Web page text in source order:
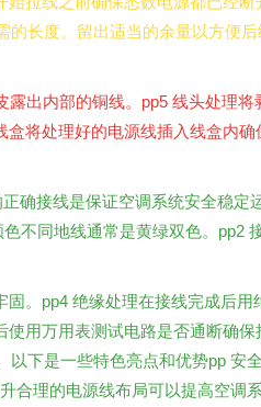
长度。留出适当的余量以方便
出内部的铜线。pp5 线头处理
将处理好的电源线插入线盒内
确接线是保证空调系统安全稳定
不同地线通常是黄绿双色。pp2
。pp4 绝缘处理在接线完成后
用万用表测试电路是否通断确
下是一些特色亮点和优势pp 安
合理的电源线布局可以提高空调